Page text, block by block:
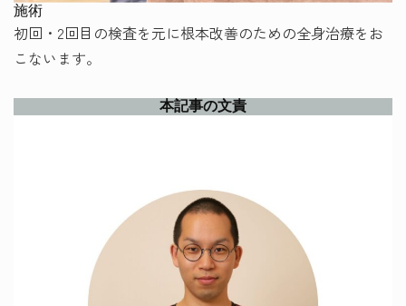
施術
初回・2回目の検査を元に根本改善のための全身治療をお
こないます。
本記事の文責